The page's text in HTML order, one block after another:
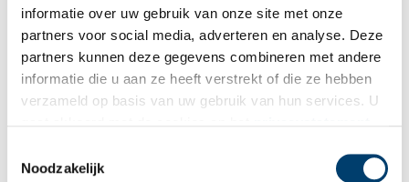
informatie over uw gebruik van onze site met onze
partners voor social media, adverteren en analyse. Deze
partners kunnen deze gegevens combineren met andere
informatie die u aan ze heeft verstrekt of die ze hebben
verzameld op basis van uw gebruik van hun services. U
Noodzakelijk
Bekijk hier alle‘Vondsten op vrijdag’.
Bron:Erfgoed Alkmaar
Publicatiedatum: 29/05/2026